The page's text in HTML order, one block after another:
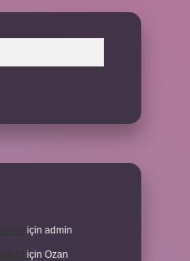
için admin
için Ozan